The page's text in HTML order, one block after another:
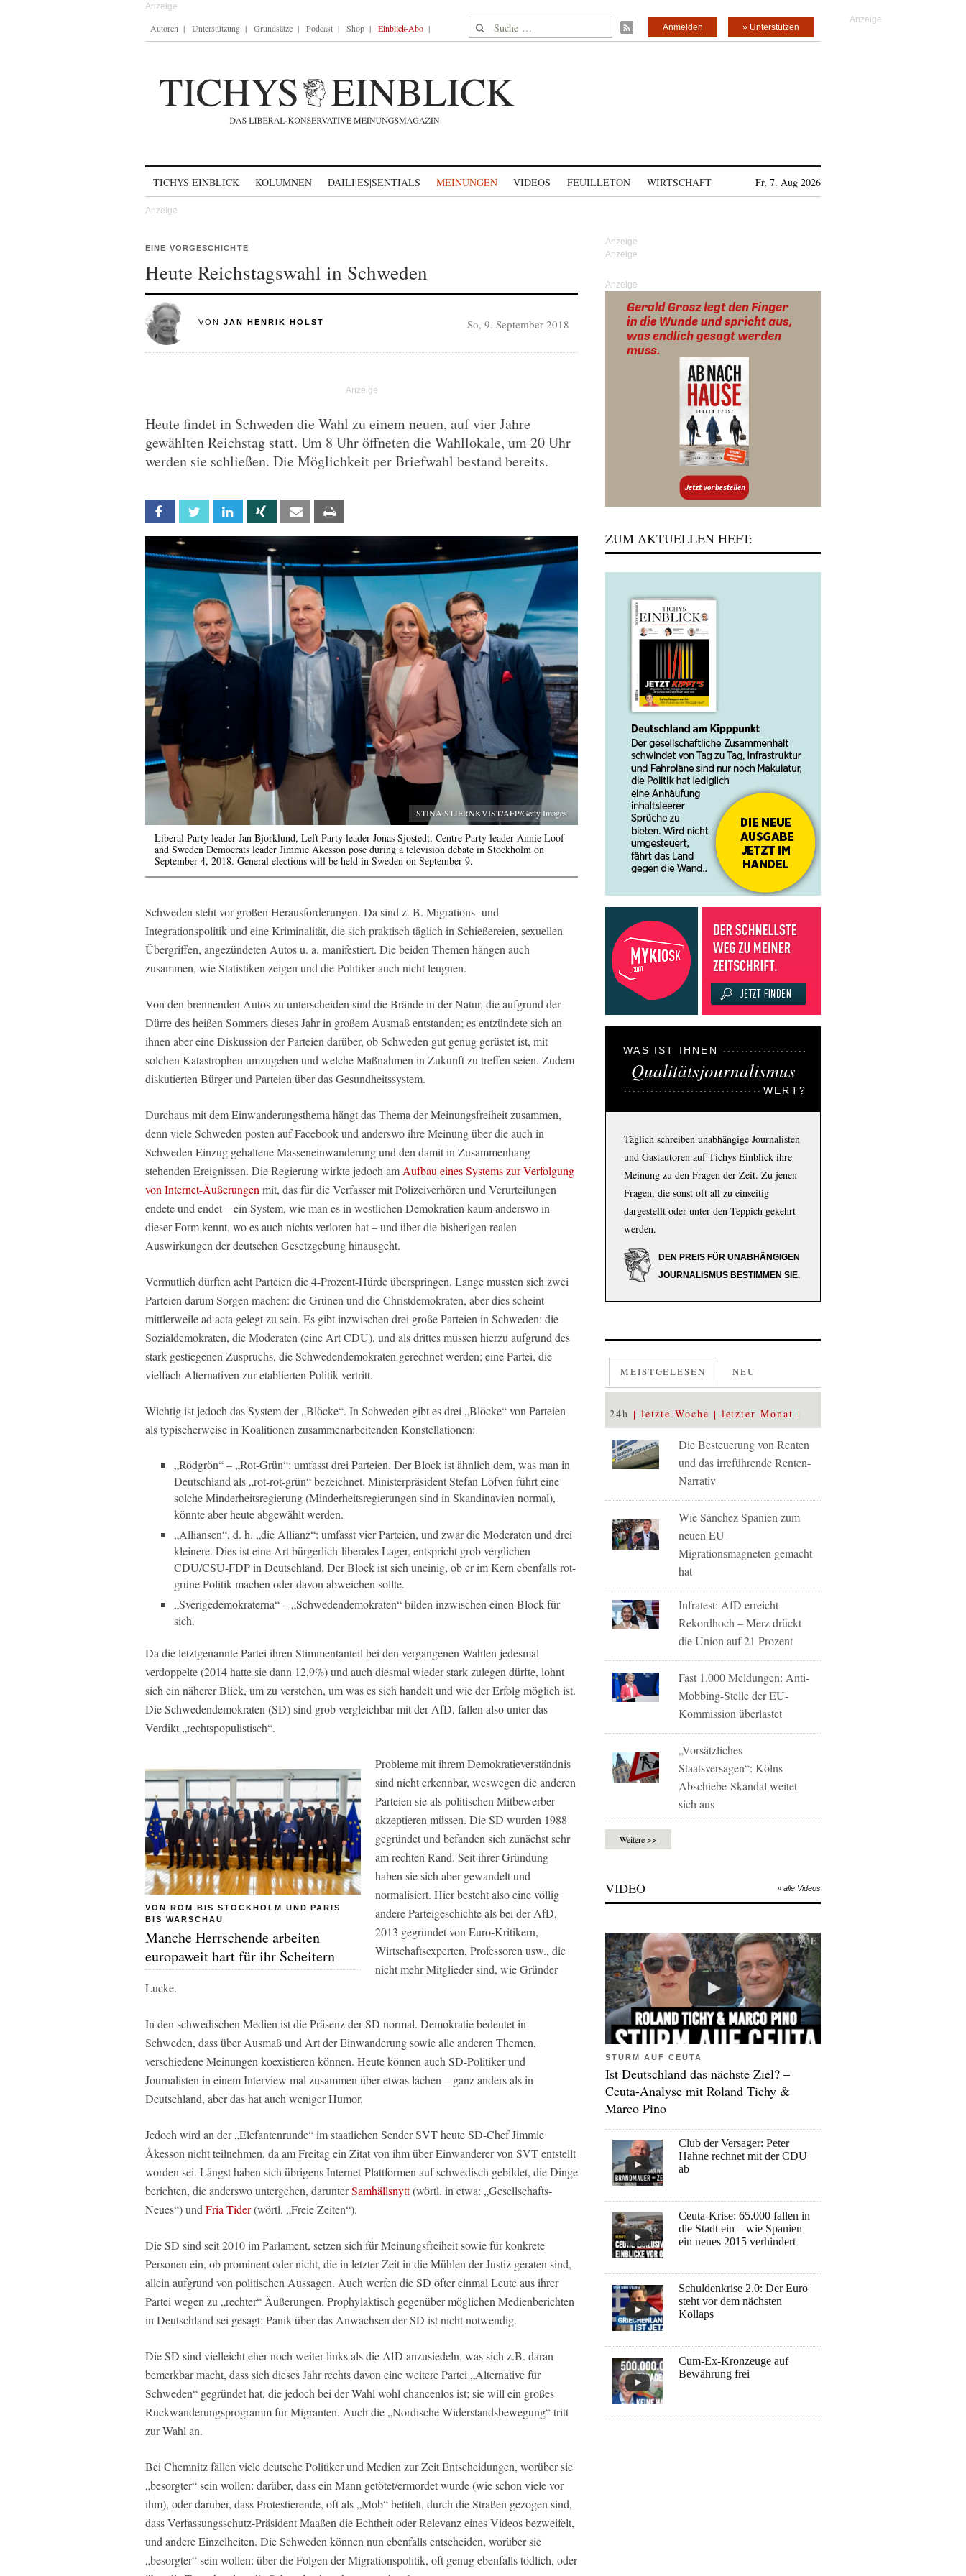
Autoren Unterstützung Grundsätze Podcast Shop Einblick-Abo Suche nach: » Unterstützen
Anmelden
TICHYS EINBLICK KOLUMNEN DAILI|ES|SENTIALS MEINUNGEN VIDEOS FEUILLETON WIRTSCHAFT Fr, 7. Aug 2026
EINE VORGESCHICHTE
Heute Reichstagswahl in Schweden
VON JAN HENRIK HOLST So, 9. September 2018
Heute findet in Schweden die Wahl zu einem neuen, auf vier Jahre
gewählten Reichstag statt. Um 8 Uhr öffneten die Wahllokale, um 20 Uhr
werden sie schließen. Die Möglichkeit per Briefwahl bestand bereits.
Facebook Twitter Linkedin Xing Email
STINA STJERNKVIST/AFP/Getty Images
Liberal Party leader Jan Bjorklund, Left Party leader Jonas Sjostedt, Centre Party leader Annie Loof
and Sweden Democrats leader Jimmie Akesson pose during a television debate in Stockholm on
September 4, 2018. General elections will be held in Sweden on September 9.
Schweden steht vor großen Herausforderungen. Da sind z. B. Migrations- und
Integrationspolitik und eine Kriminalität, die sich praktisch täglich in Schießereien, sexuellen
Übergriffen, angezündeten Autos u. a. manifestiert. Die beiden Themen hängen auch
zusammen, wie Statistiken zeigen und die Politiker auch nicht leugnen.
Von den brennenden Autos zu unterscheiden sind die Brände in der Natur, die aufgrund der
Dürre des heißen Sommers dieses Jahr in großem Ausmaß entstanden; es entzündete sich an
ihnen aber eine Diskussion der Parteien darüber, ob Schweden gut genug gerüstet ist, mit
solchen Katastrophen umzugehen und welche Maßnahmen in Zukunft zu treffen seien. Zudem
diskutierten Bürger und Parteien über das Gesundheitssystem.
Durchaus mit dem Einwanderungsthema hängt das Thema der Meinungsfreiheit zusammen,
denn viele Schweden posten auf Facebook und anderswo ihre Meinung über die auch in
Schweden Einzug gehaltene Masseneinwanderung und den damit in Zusammenhang
stehenden Ereignissen. Die Regierung wirkte jedoch am Aufbau eines Systems zur Verfolgung
von Internet-Äußerungen mit, das für die Verfasser mit Polizeiverhören und Verurteilungen
endete und endet – ein System, wie man es in westlichen Demokratien kaum anderswo in
dieser Form kennt, wo es auch nichts verloren hat – und über die bisherigen realen
Auswirkungen der deutschen Gesetzgebung hinausgeht.
Vermutlich dürften acht Parteien die 4-Prozent-Hürde überspringen. Lange mussten sich zwei
Parteien darum Sorgen machen: die Grünen und die Christdemokraten, aber dies scheint
mittlerweile ad acta gelegt zu sein. Es gibt inzwischen drei große Parteien in Schweden: die
Sozialdemokraten, die Moderaten (eine Art CDU), und als drittes müssen hierzu aufgrund des
stark gestiegenen Zuspruchs, die Schwedendemokraten gerechnet werden; eine Partei, die
vielfach Alternativen zur etablierten Politik vertritt.
Wichtig ist jedoch das System der „Blöcke“. In Schweden gibt es drei „Blöcke“ von Parteien
als typischerweise in Koalitionen zusammenarbeitenden Konstellationen:
„Rödgrön“ – „Rot-Grün“: umfasst drei Parteien. Der Block ist ähnlich dem, was man in
Deutschland als „rot-rot-grün“ bezeichnet. Ministerpräsident Stefan Löfven führt eine
solche Minderheitsregierung (Minderheitsregierungen sind in Skandinavien normal),
könnte aber heute abgewählt werden.
„Alliansen“, d. h. „die Allianz“: umfasst vier Parteien, und zwar die Moderaten und drei
kleinere. Dies ist eine Art bürgerlich-liberales Lager, entspricht grob verglichen
CDU/CSU-FDP in Deutschland. Der Block ist sich uneinig, ob er im Kern ebenfalls rot-
grüne Politik machen oder davon abweichen sollte.
„Sverigedemokraterna“ – „Schwedendemokraten“ bilden inzwischen einen Block für
sich.
Da die letztgenannte Partei ihren Stimmentanteil bei den vergangenen Wahlen jedesmal
verdoppelte (2014 hatte sie dann 12,9%) und auch diesmal wieder stark zulegen dürfte, lohnt
sich ein näherer Blick, um zu verstehen, um was es sich handelt und wie der Erfolg möglich ist.
Die Schwedendemokraten (SD) sind grob vergleichbar mit der AfD, fallen also unter das
Verdikt „rechtspopulistisch“.
VON ROM BIS STOCKHOLM UND PARIS
BIS WARSCHAU
Manche Herrschende arbeiten
europaweit hart für ihr Scheitern
Probleme mit ihrem Demokratieverständnis
sind nicht erkennbar, weswegen die anderen
Parteien sie als politischen Mitbewerber
akzeptieren müssen. Die SD wurden 1988
gegründet und befanden sich zunächst sehr
am rechten Rand. Seit ihrer Gründung
haben sie sich aber gewandelt und
normalisiert. Hier besteht also eine völlig
andere Parteigeschichte als bei der AfD,
2013 gegründet von Euro-Kritikern,
Wirtschaftsexperten, Professoren usw., die
nicht mehr Mitglieder sind, wie Gründer
Lucke.
In den schwedischen Medien ist die Präsenz der SD normal. Demokratie bedeutet in
Schweden, dass über Ausmaß und Art der Einwanderung sowie alle anderen Themen,
verschiedene Meinungen koexistieren können. Heute können auch SD-Politiker und
Journalisten in einem Interview mal zusammen über etwas lachen – ganz anders als in
Deutschland, aber das hat auch weniger Humor.
Jedoch wird an der „Elefantenrunde“ im staatlichen Sender SVT heute SD-Chef Jimmie
Åkesson nicht teilnehmen, da am Freitag ein Zitat von ihm über Einwanderer von SVT entstellt
worden sei. Längst haben sich übrigens Internet-Plattformen auf schwedisch gebildet, die Dinge
berichten, die anderswo untergehen, darunterSamhällsnytt(wörtl. in etwa: „Gesellschafts-
Neues“) und Fria Tider(wörtl. „Freie Zeiten“).
Die SD sind seit 2010 im Parlament, setzen sich für Meinungsfreiheit sowie für konkrete
Personen ein, ob prominent oder nicht, die in letzter Zeit in die Mühlen der Justiz geraten sind,
allein aufgrund von politischen Aussagen. Auch werfen die SD öfter einmal Leute aus ihrer
Partei wegen zu „rechter“ Äußerungen. Prophylaktisch gegenüber möglichen Medienberichten
in Deutschland sei gesagt: Panik über das Anwachsen der SD ist nicht notwendig.
Die SD sind vielleicht eher noch weiter links als die AfD anzusiedeln, was sich z.B. daran
bemerkbar macht, dass sich dieses Jahr rechts davon eine weitere Partei „Alternative für
Schweden“ gegründet hat, die jedoch bei der Wahl wohl chancenlos ist; sie will ein großes
Rückwanderungsprogramm für Migranten. Auch die „Nordische Widerstandsbewegung“ tritt
zur Wahl an.
Bei Chemnitz fällen viele deutsche Politiker und Medien zur Zeit Entscheidungen, worüber sie
„besorgter“ sein wollen: darüber, dass ein Mann getötet/ermordet wurde (wie schon viele vor
ihm), oder darüber, dass Protestierende, oft als „Mob“ betitelt, durch die Straßen gezogen sind,
dass Verfassungsschutz-Präsident Maaßen die Echtheit oder Relevanz eines Videos bezweifelt,
und andere Einzelheiten. Die Schweden können nun ebenfalls entscheiden, worüber sie
„besorgter“ sein wollen: über die Folgen der Migrationspolitik, oft genug ebenfalls tödlich, oder
Anzeige
ZUM AKTUELLEN HEFT:
WAS IST IHNEN
Qualitätsjournalismus
WERT?
Täglich schreiben unabhängige Journalisten
und Gastautoren auf Tichys Einblick ihre
Meinung zu den Fragen der Zeit. Zu jenen
Fragen, die sonst oft all zu einseitig
dargestellt oder unter den Teppich gekehrt
werden.
DEN PREIS FÜR UNABHÄNGIGEN
JOURNALISMUS BESTIMMEN SIE.
MEISTGELESEN NEU
24h letzte Woche letzter Monat
Die Besteuerung von Renten
und das irreführende Renten-
Narrativ
Wie Sánchez Spanien zum
neuen EU-
Migrationsmagneten gemacht
hat
Infratest: AfD erreicht
Rekordhoch – Merz drückt
die Union auf 21 Prozent
Fast 1.000 Meldungen: Anti-
Mobbing-Stelle der EU-
Kommission überlastet
„Vorsätzliches
Staatsversagen“: Kölns
Abschiebe-Skandal weitet
sich aus
Weitere >>
VIDEO » alle Videos
STURM AUF CEUTA
Ist Deutschland das nächste Ziel? –
Ceuta-Analyse mit Roland Tichy &
Marco Pino
Club der Versager: Peter
Hahne rechnet mit der CDU
ab
Ceuta-Krise: 65.000 fallen in
die Stadt ein – wie Spanien
ein neues 2015 verhindert
Schuldenkrise 2.0: Der Euro
steht vor dem nächsten
Kollaps
Cum-Ex-Kronzeuge auf
Bewährung frei